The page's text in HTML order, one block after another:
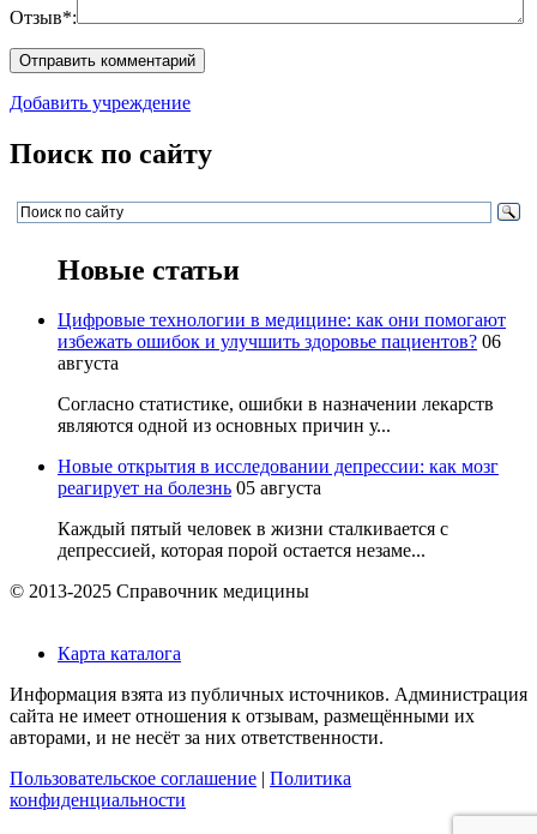
Отзыв*:
Добавить учреждение
Поиск по сайту
Новые статьи
Цифровые технологии в медицине: как они помогают
избежать ошибок и улучшить здоровье пациентов? 06
августа
Согласно статистике, ошибки в назначении лекарств
являются одной из основных причин у...
Новые открытия в исследовании депрессии: как мозг
реагирует на болезнь 05 августа
Каждый пятый человек в жизни сталкивается с
депрессией, которая порой остается незаме...
© 2013-2025 Справочник медицины
Карта каталога
Информация взята из публичных источников. Администрация
сайта не имеет отношения к отзывам, размещёнными их
авторами, и не несёт за них ответственности.
Пользовательское соглашение
Политика
конфиденциальности